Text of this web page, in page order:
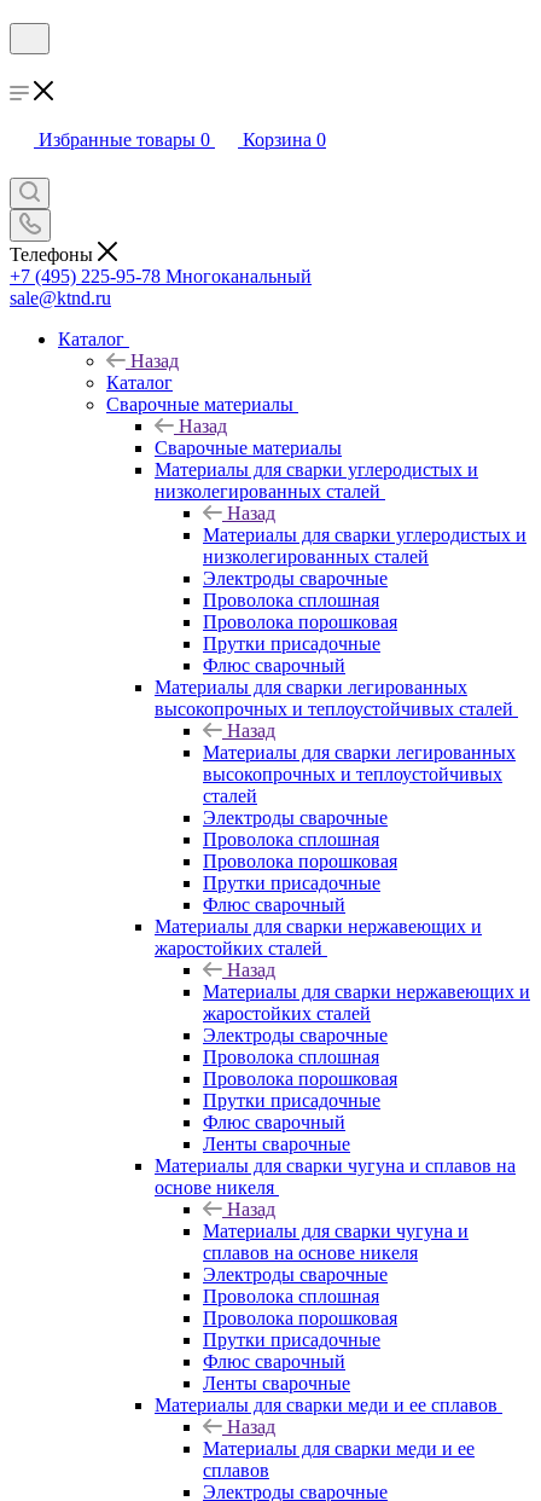
Избранные товары 0 Корзина 0
Телефоны
+7 (495) 225-95-78 Многоканальный
sale@ktnd.ru
Каталог
Назад
Каталог
Сварочные материалы
Назад
Сварочные материалы
Материалы для сварки углеродистых и
низколегированных сталей
Назад
Материалы для сварки углеродистых и
низколегированных сталей
Электроды сварочные
Проволока сплошная
Проволока порошковая
Прутки присадочные
Флюс сварочный
Материалы для сварки легированных
высокопрочных и теплоустойчивых сталей
Назад
Материалы для сварки легированных
высокопрочных и теплоустойчивых
сталей
Электроды сварочные
Проволока сплошная
Проволока порошковая
Прутки присадочные
Флюс сварочный
Материалы для сварки нержавеющих и
жаростойких сталей
Назад
Материалы для сварки нержавеющих и
жаростойких сталей
Электроды сварочные
Проволока сплошная
Проволока порошковая
Прутки присадочные
Флюс сварочный
Ленты сварочные
Материалы для сварки чугуна и сплавов на
основе никеля
Назад
Материалы для сварки чугуна и
сплавов на основе никеля
Электроды сварочные
Проволока сплошная
Проволока порошковая
Прутки присадочные
Флюс сварочный
Ленты сварочные
Материалы для сварки меди и ее сплавов
Назад
Материалы для сварки меди и ее
сплавов
Электроды сварочные